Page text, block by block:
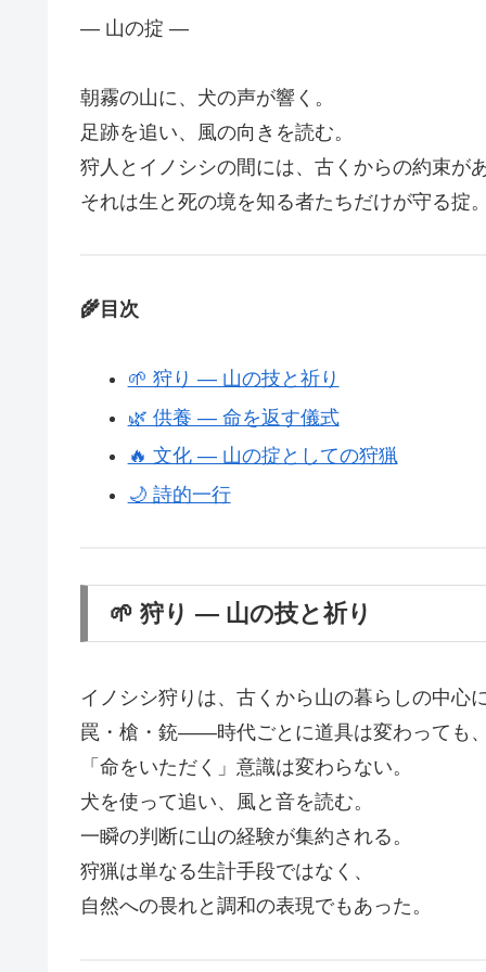
― 山の掟 ―
朝霧の山に、犬の声が響く。
足跡を追い、風の向きを読む。
狩人とイノシシの間には、古くからの約束があ
それは生と死の境を知る者たちだけが守る掟。
🌾目次
🌱 狩り ― 山の技と祈り
🌿 供養 ― 命を返す儀式
🔥 文化 ― 山の掟としての狩猟
🌙 詩的一行
🌱 狩り ― 山の技と祈り
イノシシ狩りは、古くから山の暮らしの中心
罠・槍・銃――時代ごとに道具は変わっても、
「命をいただく」意識は変わらない。
犬を使って追い、風と音を読む。
一瞬の判断に山の経験が集約される。
狩猟は単なる生計手段ではなく、
自然への畏れと調和の表現でもあった。